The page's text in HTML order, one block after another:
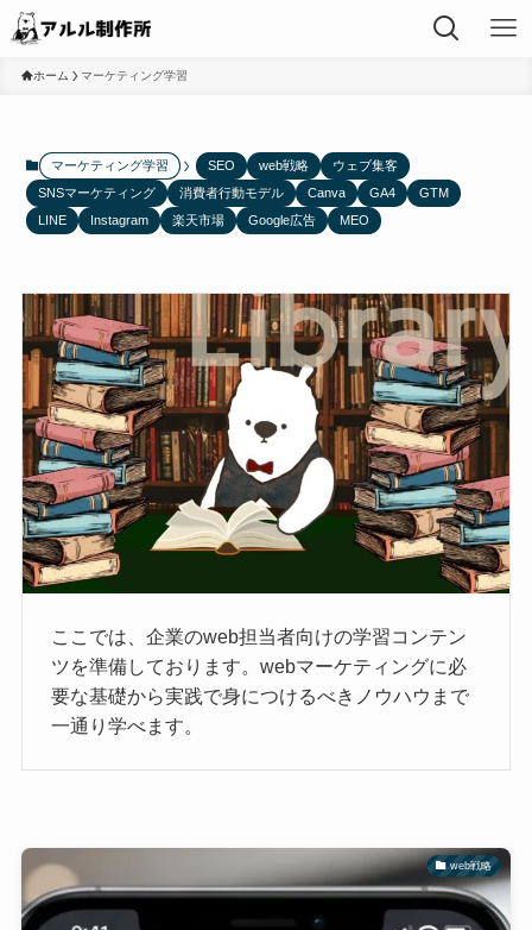
ホーム マーケティング学習
マーケティング学習 SEO web戦略
ウェブ集客
SNSマーケティング
消費者行動モデル Canva GA4
GTM
LINE
Instagram 楽天市場 Google広告 MEO
ここでは、企業のweb担当者向けの学習コンテン
ツを準備しております。webマーケティングに必
要な基礎から実践で身につけるべきノウハウまで
一通り学べます。
web戦略